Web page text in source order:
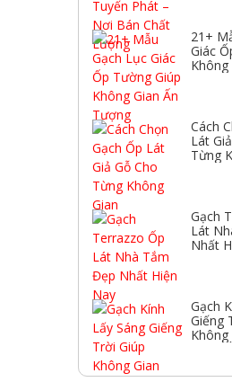
21+
Giác
Không
Cách
Lát
Từng
Gạch
Lát
Nhất
Gạch
Giếng
Không